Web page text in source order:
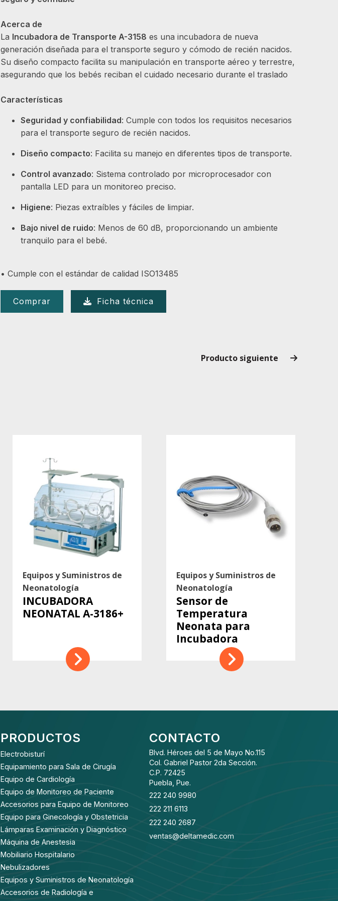
Acerca de
La Incubadora de Transporte A-3158 es una incubadora de nueva
generación diseñada para el transporte seguro y cómodo de recién nacidos.
Su diseño compacto facilita su manipulación en transporte aéreo y terrestre,
asegurando que los bebés reciban el cuidado necesario durante el traslado
Características
Seguridad y confiabilidad: Cumple con todos los requisitos necesarios
para el transporte seguro de recién nacidos.
Diseño compacto: Facilita su manejo en diferentes tipos de transporte.
Control avanzado: Sistema controlado por microprocesador con
pantalla LED para un monitoreo preciso.
Higiene: Piezas extraíbles y fáciles de limpiar.
Bajo nivel de ruido: Menos de 60 dB, proporcionando un ambiente
tranquilo para el bebé.
• Cumple con el estándar de calidad ISO13485
Comprar Ficha técnica
Producto siguiente
Equipos y Suministros de
Neonatología
INCUBADORA
NEONATAL A-3186+
Equipos y Suministros de
Neonatología
Sensor de
Temperatura
Neonata para
Incubadora
PRODUCTOS
Electrobisturí
Equipamiento para Sala de Cirugía
Equipo de Cardiología
Equipo de Monitoreo de Paciente
Accesorios para Equipo de Monitoreo
Equipo para Ginecología y Obstetricia
Lámparas Examinación y Diagnóstico
Máquina de Anestesia
Mobiliario Hospitalario
Nebulizadores
Equipos y Suministros de Neonatología
Accesorios de Radiología e
CONTACTO
Blvd. Héroes del 5 de Mayo No.115
Col. Gabriel Pastor 2da Sección.
C.P. 72425
Puebla, Pue.
222 240 9980
222 211 6113
222 240 2687
ventas@deltamedic.com